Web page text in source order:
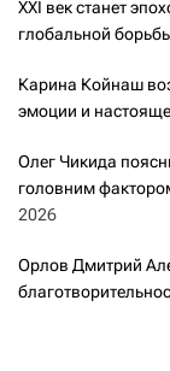
XXI век станет
глобальной
Карина Койнаш
эмоции и
Олег Чикида
головним
2026
Орлов Дмитрий